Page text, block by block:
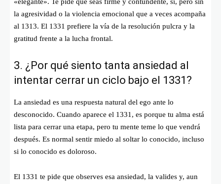
la agresividad o la violencia emocional que a veces acompaña
al 1313. El 1331 prefiere la vía de la resolución pulcra y la
gratitud frente a la lucha frontal.
3. ¿Por qué siento tanta ansiedad al
intentar cerrar un ciclo bajo el 1331?
La ansiedad es una respuesta natural del ego ante lo
desconocido. Cuando aparece el 1331, es porque tu alma está
lista para cerrar una etapa, pero tu mente teme lo que vendrá
después. Es normal sentir miedo al soltar lo conocido, incluso
si lo conocido es doloroso.
El 1331 te pide que observes esa ansiedad, la valides y, aun